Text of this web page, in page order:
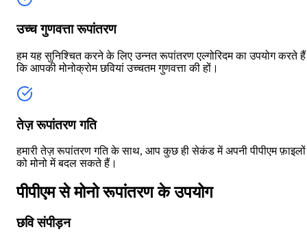
उच्च गुणवत्ता रूपांतरण
हम यह सुनिश्चित करने के लिए उन्नत रूपांतरण एल्गोरिदम का उपयोग करते हैं
कि आपकी मोनोक्रोम छवियां उच्चतम गुणवत्ता की हों।
तेज़ रूपांतरण गति
हमारी तेज़ रूपांतरण गति के साथ, आप कुछ ही सेकंड में अपनी पीपीएम फ़ाइलों
को मोनो में बदल सकते हैं।
पीपीएम से मोनो रूपांतरण के उपयोग
छवि संपीड़न